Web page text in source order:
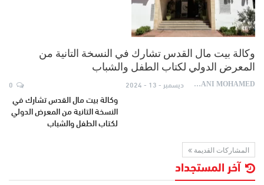
وكالة بيت مال القدس تشارك في النسخة التانية من
المعرض الدولي لكتاب الطفل والشباب
AYDANI MOHAMED ديسمبر - 13 - 2024
وكالة بيت مال القدس تشارك في
النسخة التانية من المعرض الدولي
لكتاب الطفل والشباب
المشاركات القديمة
آخر المستجداد